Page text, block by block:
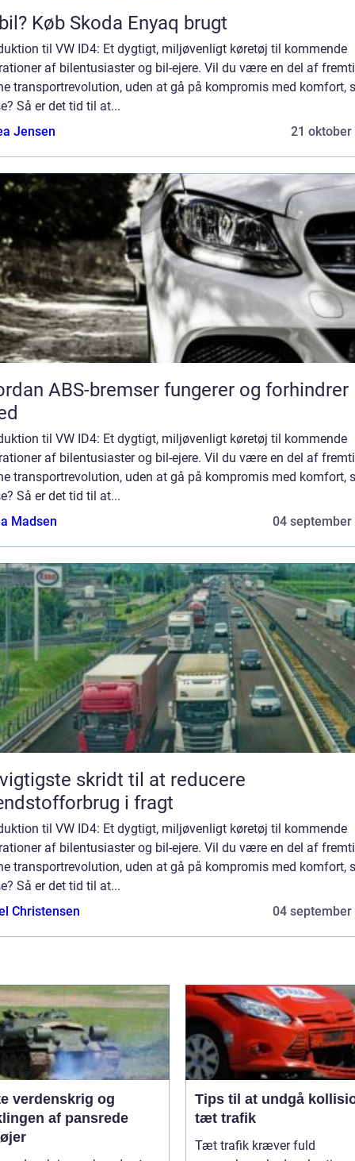
Køb Skoda Enyaq brugt
til VW ID4: Et dygtigt, miljøvenligt køretøj til kommende
af bilentusiaster og bil-ejere. Vil du være en del af
transportrevolution, uden at gå på kompromis med komfort,
Så er det tid til at...
Jensen
21 oktober
ABS-bremser fungerer og forhindrer
til VW ID4: Et dygtigt, miljøvenligt køretøj til kommende
af bilentusiaster og bil-ejere. Vil du være en del af
transportrevolution, uden at gå på kompromis med komfort,
Så er det tid til at...
Madsen
04 september
skridt til at reducere
i fragt
til VW ID4: Et dygtigt, miljøvenligt køretøj til kommende
af bilentusiaster og bil-ejere. Vil du være en del af
transportrevolution, uden at gå på kompromis med komfort,
Så er det tid til at...
Christensen
04 september
verdenskrig og
af pansrede
Tips til at undgå
tæt trafik
Tæt trafik kræver fuld